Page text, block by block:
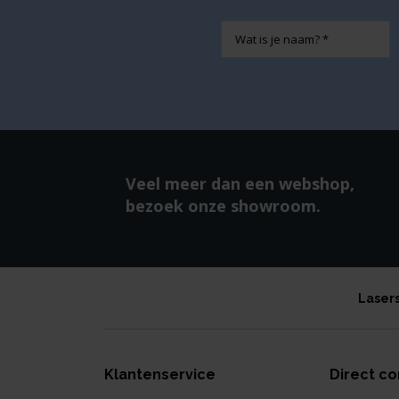
Veel meer dan een webshop,
bezoek onze showroom.
Klantenservice Direct